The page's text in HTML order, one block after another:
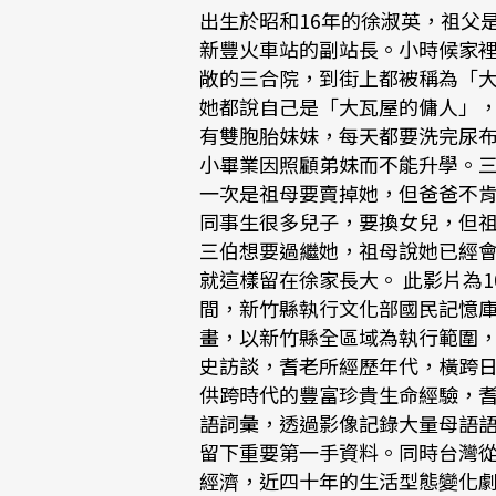
出生於昭和16年的徐淑英，祖父
新豐火車站的副站長。小時候家
敞的三合院，到街上都被稱為「
她都說自己是「大瓦屋的傭人」
有雙胞胎妹妹，每天都要洗完尿
小畢業因照顧弟妹而不能升學。
一次是祖母要賣掉她，但爸爸不
同事生很多兒子，要換女兒，但
三伯想要過繼她，祖母說她已經
就這樣留在徐家長大。 此影片為
間，新竹縣執行文化部國民記憶
畫，以新竹縣全區域為執行範圍
史訪談，耆老所經歷年代，橫跨
供跨時代的豐富珍貴生命經驗，
語詞彙，透過影像記錄大量母語
留下重要第一手資料。同時台灣
經濟，近四十年的生活型態變化